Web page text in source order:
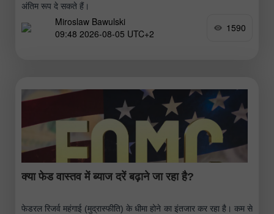
अंतिम रूप दे सकते हैं।
Miroslaw Bawulski
09:48 2026-08-05 UTC+2
1590
क्या फेड वास्तव में ब्याज दरें बढ़ाने जा रहा है?
फेडरल रिजर्व महंगाई (मुद्रास्फीति) के धीमा होने का इंतजार कर रहा है। कम से